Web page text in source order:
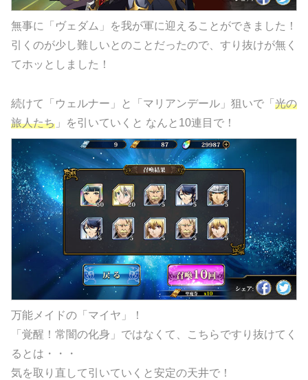
無事に「ヴェダム」を我が軍に迎えることができました！
引くのが少し難しいとのことだったので、すり抜けが無く
てホッとしました！
続けて「ウェルナー」と「マリアンデール」狙いで「 光の
旅人たち 」を引いていくと なんと10連目で！
万能メイドの「マイヤ」！
「覚醒！常闇の化身」ではなくて、こちらですり抜けてく
るとは・・・
気を取り直して引いていくと安定の天井で！